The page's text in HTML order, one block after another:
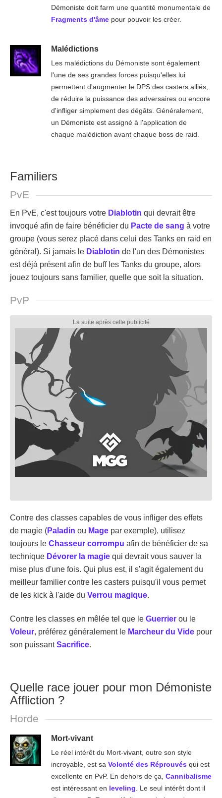
Démoniste doit farm une quantité monumentale de
Fragments d'âme pour pouvoir les créer.
Malédictions
Les malédictions du Démoniste sont également
l'une de ses grandes forces puisqu'elles lui
permettent d'augmenter le DPS des casters alliés,
de réduire la puissance des adversaires ou encore
d'infliger simplement des dégâts. Généralement,
un Démoniste est assigné à l'application de
chaque malédiction avant chaque boss de raid.
Familiers
PvE
En PvE, c'est toujours votre Diablotin qui devrait être
invoqué afin de faire bénéficier du Pacte de sang à votre
groupe (vous serez placé dans celui des Tanks en raid en
général). Si jamais le Diablotin de l'un des Démonistes
est déjà présent afin de buff les Tanks du groupe, alors
jouez toujours sans familier, quelle que soit la situation.
PvP
Contre des classes capables de vous infliger des effets
de magie (Paladin ou Mage par exemple), utilisez
toujours le Chasseur corrompu afin de bénéficier de sa
technique Dévorer la magie qui devrait vous sauver la
mise plus d'une fois. Qui plus est, il s'agit également du
meilleur familier contre les casters puisqu'il vous permet
de les kick à l'aide du Verrou magique.
Contre les classes en mêlée tel que le Guerrier ou le
Voleur, préférez généralement le Marcheur du Vide pour
son puissantSacrifice.
Quelle race jouer pour mon Démoniste
Affliction ?
Horde
Mort-vivant
Le réel intérêt du Mort-vivant, outre son style
incroyable, est saVolonté des Réprouvés qui est
excellente en PvP. En dehors de ça,Cannibalisme
est intéressant en leveling . Le seul intérêt dont il